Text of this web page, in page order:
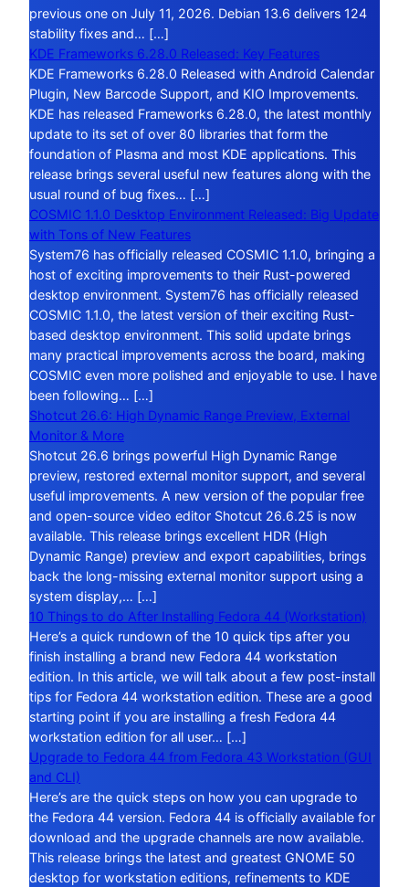
previous one on July 11, 2026. Debian 13.6 delivers 124
stability fixes and… […]
KDE Frameworks 6.28.0 Released: Key Features
KDE Frameworks 6.28.0 Released with Android Calendar
Plugin, New Barcode Support, and KIO Improvements.
KDE has released Frameworks 6.28.0, the latest monthly
update to its set of over 80 libraries that form the
foundation of Plasma and most KDE applications. This
release brings several useful new features along with the
usual round of bug fixes… […]
COSMIC 1.1.0 Desktop Environment Released: Big Update
with Tons of New Features
System76 has officially released COSMIC 1.1.0, bringing a
host of exciting improvements to their Rust-powered
desktop environment. System76 has officially released
COSMIC 1.1.0, the latest version of their exciting Rust-
based desktop environment. This solid update brings
many practical improvements across the board, making
COSMIC even more polished and enjoyable to use. I have
been following… […]
Shotcut 26.6: High Dynamic Range Preview, External
Monitor & More
Shotcut 26.6 brings powerful High Dynamic Range
preview, restored external monitor support, and several
useful improvements. A new version of the popular free
and open-source video editor Shotcut 26.6.25 is now
available. This release brings excellent HDR (High
Dynamic Range) preview and export capabilities, brings
back the long-missing external monitor support using a
system display,… […]
10 Things to do After Installing Fedora 44 (Workstation)
Here’s a quick rundown of the 10 quick tips after you
finish installing a brand new Fedora 44 workstation
edition. In this article, we will talk about a few post-install
tips for Fedora 44 workstation edition. These are a good
starting point if you are installing a fresh Fedora 44
workstation edition for all user… […]
Upgrade to Fedora 44 from Fedora 43 Workstation (GUI
and CLI)
Here’s are the quick steps on how you can upgrade to
the Fedora 44 version. Fedora 44 is officially available for
download and the upgrade channels are now available.
This release brings the latest and greatest GNOME 50
desktop for workstation editions, refinements to KDE